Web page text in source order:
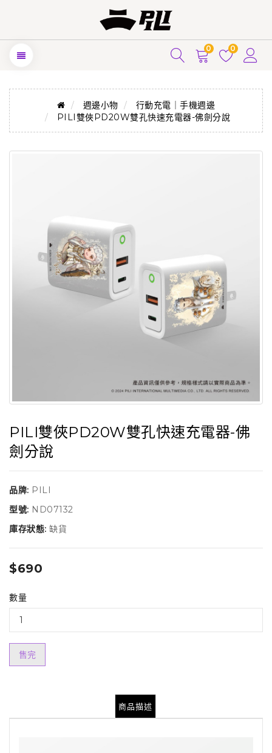
0 0
週邊小物
行動充電｜手機週邊
PILI雙俠PD20W雙孔快速充電器-佛劍分說
PILI雙俠PD20W雙孔快速充電器-佛
劍分說
品牌: PILI
型號: ND07132
庫存狀態: 缺貨
$690
數量
售完
商品描述